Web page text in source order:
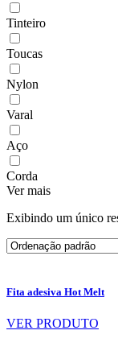
Tinteiro
Toucas
Nylon
Varal
Aço
Corda
Ver mais
Exibindo um único
Fita adesiva Hot Melt
VER PRODUTO